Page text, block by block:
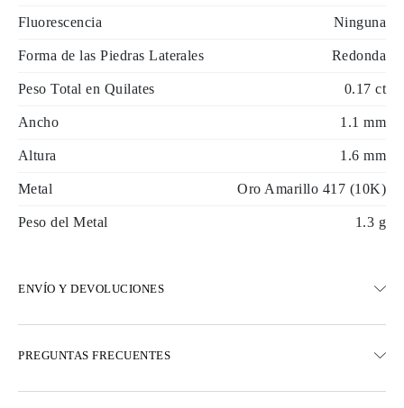
Fluorescencia Ninguna
Forma de las Piedras Laterales Redonda
Peso Total en Quilates 0.17 ct
Ancho 1.1 mm
Altura 1.6 mm
Metal Oro Amarillo 417 (10K)
Peso del Metal 1.3 g
ENVÍO Y DEVOLUCIONES
Opciones de entrega exprés también están disponibles
PREGUNTAS FRECUENTES